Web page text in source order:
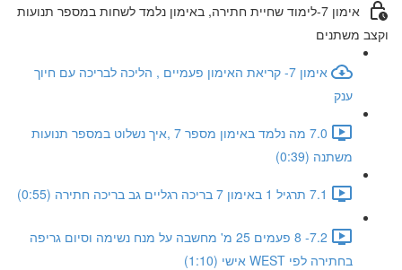
אימון 7-לימוד שחיית חתירה, באימון נלמד לשחות במספר תנועות
וקצב משתנים
אימון 7- קריאת האימון פעמיים , הליכה לבריכה עם חיוך
ענק
7.0 מה נלמד באימון מספר 7 ,איך נשלוט במספר תנועות
משתנה (0:39)
7.1 תרגיל 1 באימון 7 בריכה רגליים גב בריכה חתירה (0:55)
7.2- 8 פעמים 25 מ' מחשבה על מנח נשימה וסיום גריפה
בחתירה לפי WEST אישי (1:10)